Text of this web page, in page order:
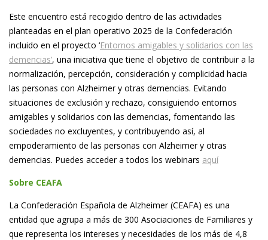
Este encuentro está recogido dentro de las actividades
planteadas en el plan operativo 2025 de la Confederación
incluido en el proyecto ‘Entornos amigables y solidarios con las
demencias’, una iniciativa que tiene el objetivo de contribuir a la
normalización, percepción, consideración y complicidad hacia
las personas con Alzheimer y otras demencias. Evitando
situaciones de exclusión y rechazo, consiguiendo entornos
amigables y solidarios con las demencias, fomentando las
sociedades no excluyentes, y contribuyendo así, al
empoderamiento de las personas con Alzheimer y otras
demencias. Puedes acceder a todos los webinars aquí
Sobre CEAFA
La Confederación Española de Alzheimer (CEAFA) es una
entidad que agrupa a más de 300 Asociaciones de Familiares y
que representa los intereses y necesidades de los más de 4,8